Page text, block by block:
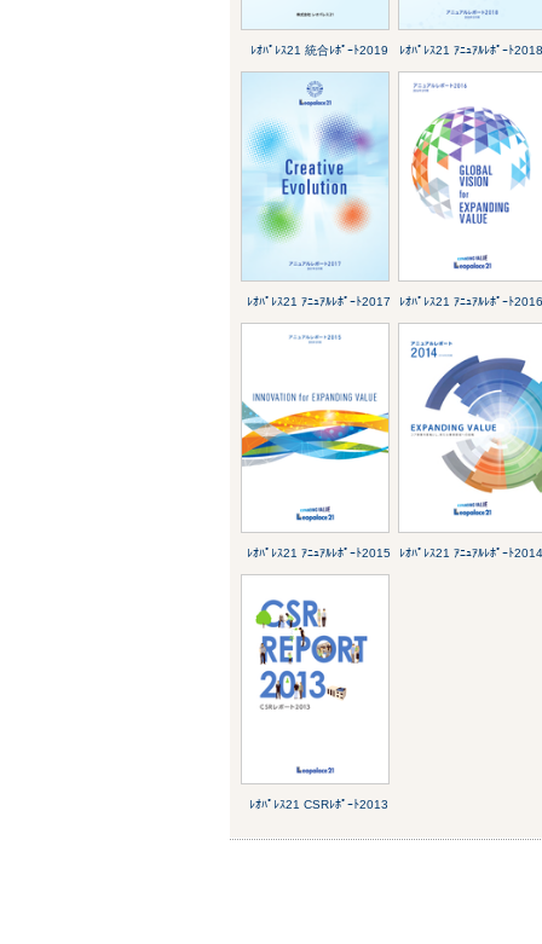
ﾚｵﾊﾟﾚｽ21 統合ﾚﾎﾟｰﾄ2019 ﾚｵﾊﾟﾚｽ21 ｱﾆｭｱﾙﾚﾎﾟｰﾄ2018
ﾚｵﾊﾟﾚｽ21 ｱﾆｭｱﾙﾚﾎﾟｰﾄ2017 ﾚｵﾊﾟﾚｽ21 ｱﾆｭｱﾙﾚﾎﾟｰﾄ2016
ﾚｵﾊﾟﾚｽ21 ｱﾆｭｱﾙﾚﾎﾟｰﾄ2015 ﾚｵﾊﾟﾚｽ21 ｱﾆｭｱﾙﾚﾎﾟｰﾄ2014
ﾚｵﾊﾟﾚｽ21 CSRﾚﾎﾟｰﾄ2013